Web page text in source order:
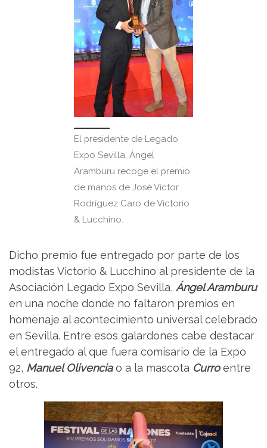
El presidente de Legado
Expo Sevilla, Ángel
Aramburu recoge el premio
de manos de José Víctor
Rodríguez Caro de Victorio
& Lucchino.
Dicho premio fue entregado por parte de los
modistas Victorio & Lucchino al presidente de la
Asociación Legado Expo Sevilla, Ángel Aramburu
en una noche donde no faltaron premios en
homenaje al acontecimiento universal celebrado
en Sevilla. Entre esos galardones cabe destacar
el entregado al que fuera comisario de la Expo
92, Manuel Olivenciao a la mascota Curroentre
otros.